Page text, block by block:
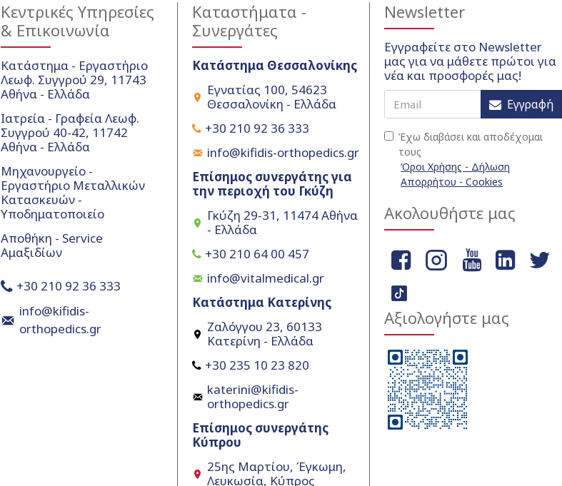
Κεντρικές Υπηρεσίες
& Επικοινωνία
Κατάστημα - Εργαστήριο
Λεωφ. Συγγρού 29, 11743
Αθήνα - Ελλάδα
Ιατρεία - Γραφεία Λεωφ.
Συγγρού 40-42, 11742
Αθήνα - Ελλάδα
Μηχανουργείο -
Εργαστήριο Μεταλλικών
Κατασκευών -
Υποδηματοποιείο
Αποθήκη - Service
Αμαξιδίων
+30 210 92 36 333
info@kifidis-
orthopedics.gr
Καταστήματα -
Συνεργάτες
Κατάστημα Θεσσαλονίκης
Εγνατίας 100, 54623
Θεσσαλονίκη - Ελλάδα
+30 210 92 36 333
info@kifidis-orthopedics.gr
Επίσημος συνεργάτης για
την περιοχή του Γκύζη
Γκύζη 29-31, 11474 Αθήνα
- Ελλάδα
+30 210 64 00 457
info@vitalmedical.gr
Κατάστημα Κατερίνης
Ζαλόγγου 23, 60133
Κατερίνη - Ελλάδα
+30 235 10 23 820
katerini@kifidis-
orthopedics.gr
Επίσημος συνεργάτης
Κύπρου
25ης Μαρτίου, Έγκωμη,
Λευκωσία, Κύπρος
Newsletter
Εγγραφείτε στο Newsletter
μας για να μάθετε πρώτοι για
νέα και προσφορές μας!
Εγγραφή
Έχω διαβάσει και αποδέχομαι
τους
Όροι Χρήσης - Δήλωση
Απορρήτου - Cookies
Ακολουθήστε μας
Αξιολογήστε μας